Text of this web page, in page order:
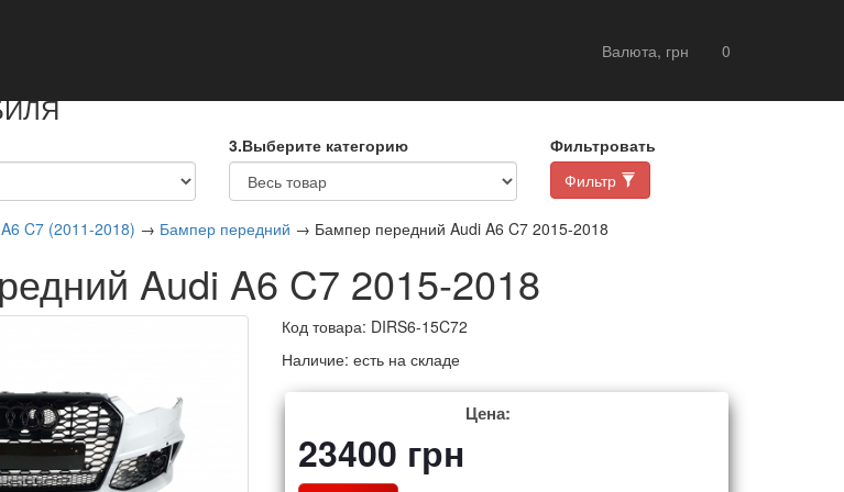
Валюта, грн 0
3.Выберите категорию
Фильтровать
Фильтр
A6 C7 (2011-2018) → Бампер передний → Бампер передний Audi A6 C7 2015-2018
Audi A6 C7 2015-2018
Код товара: DIRS6-15C72
Наличие:есть на складе
Цена:
23400 грн